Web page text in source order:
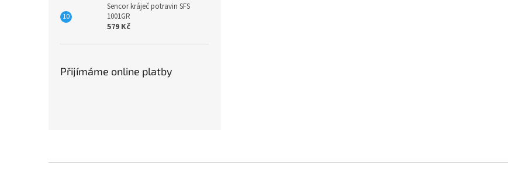
Sencor kráječ potravin SFS
1001GR
579 Kč
Přijímáme online platby